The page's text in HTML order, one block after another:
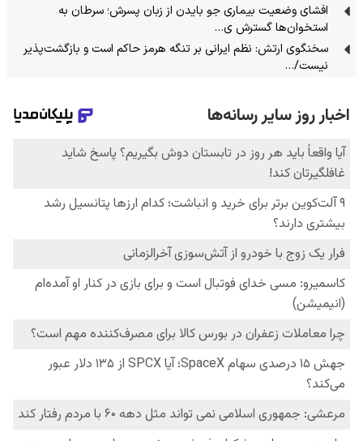
افشای وضعیت بیماری جو بایدن از زبان پسرش؛ سرطان به
استخوان‌ها گسترش ی…
سخنگوی ارتش: نظم ایرانی بر تنگه هرمز حاکم است و بازگشت‌پذیر
نیست/…